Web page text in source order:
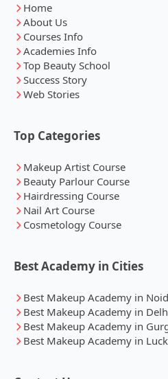
Home
About Us
Courses Info
Academies Info
Top Beauty School
Success Story
Web Stories
Top Categories
Makeup Artist Course
Beauty Parlour Course
Hairdressing Course
Nail Art Course
Cosmetology Course
Best Academy in Cities
Best Makeup Academy in
Best Makeup Academy in
Best Makeup Academy in
Best Makeup Academy in